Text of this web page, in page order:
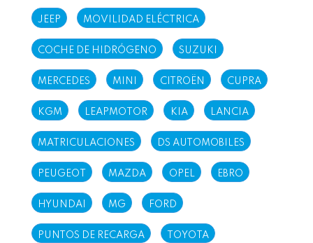
JEEP MOVILIDAD ELÉCTRICA
COCHE DE HIDRÓGENO SUZUKI
MERCEDES MINI CITROËN CUPRA
KGM LEAPMOTOR KIA LANCIA
MATRICULACIONES DS AUTOMOBILES
PEUGEOT MAZDA OPEL EBRO
HYUNDAI MG FORD
PUNTOS DE RECARGA TOYOTA